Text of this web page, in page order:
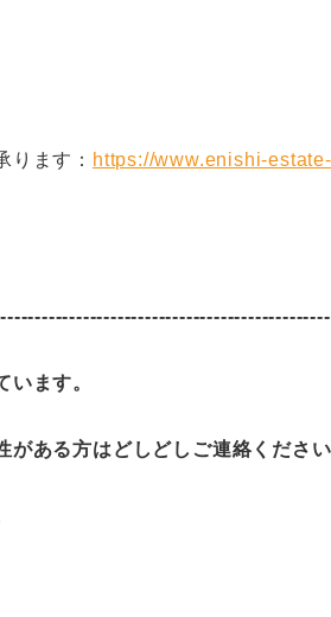
ります： https://www.enishi-
ます。
ある方はどしどしご連絡ください